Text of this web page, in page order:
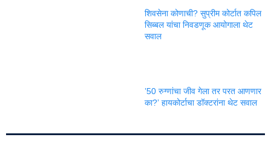
शिवसेना कोणाची? सुप्रीम कोर्टात कपिल
सिब्बल यांचा निवडणूक आयोगाला थेट
सवाल
’50 रुग्णांचा जीव गेला तर परत आणणार
का?’ हायकोर्टाचा डॉक्टरांना थेट सवाल